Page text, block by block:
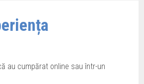
au cumpărat online sau într-un